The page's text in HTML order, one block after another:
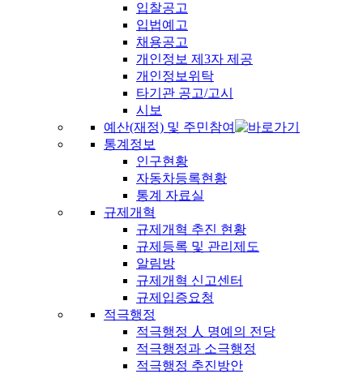
입찰공고
입법예고
채용공고
개인정보 제3자 제공
개인정보위탁
타기관 공고/고시
시보
예산(재정) 및 주민참여
통계정보
인구현황
자동차등록현황
통계 자료실
규제개혁
규제개혁 추진 현황
규제등록 및 관리제도
알림방
규제개혁 신고센터
규제입증요청
적극행정
적극행정 人 명예의 전당
적극행정과 소극행정
적극행정 추진방안